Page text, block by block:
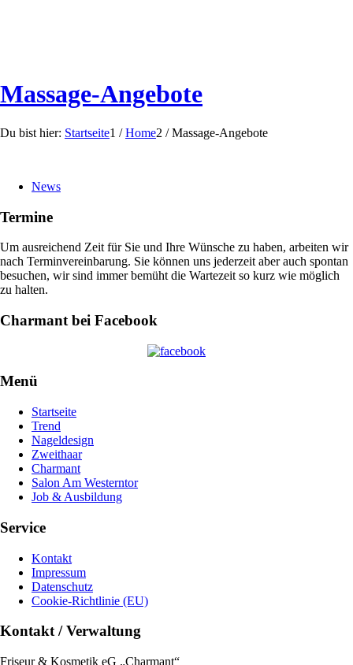
Massage-Angebote
Du bist hier: Startseite1 / Home2 / Massage-Angebote
News
Termine
Um ausreichend Zeit für Sie und Ihre Wünsche zu haben, arbeiten wir
nach Terminvereinbarung. Sie können uns jederzeit aber auch spontan
besuchen, wir sind immer bemüht die Wartezeit so kurz wie möglich
zu halten.
Charmant bei Facebook
Menü
Startseite
Trend
Nageldesign
Zweithaar
Charmant
Salon Am Westerntor
Job & Ausbildung
Service
Kontakt
Impressum
Datenschutz
Cookie-Richtlinie (EU)
Kontakt / Verwaltung
Friseur & Kosmetik eG „Charmant“